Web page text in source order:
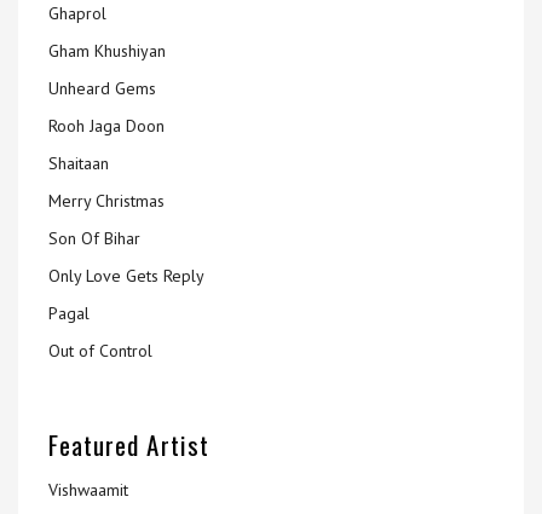
Ghaprol
Gham Khushiyan
Unheard Gems
Rooh Jaga Doon
Shaitaan
Merry Christmas
Son Of Bihar
Only Love Gets Reply
Pagal
Out of Control
Featured Artist
Vishwaamit